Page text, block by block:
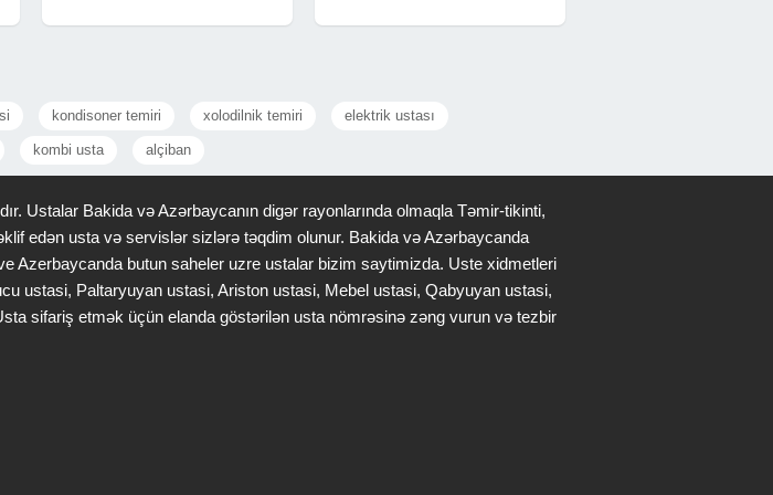
satışı ucun
elektron formada
kondisoner temiri xolodilnik temiri elektrik ustası
kombi usta alçiban
Ustalar Bakida və Azərbaycanın digər rayonlarında olmaqla Təmir-tikinti,
edən usta və servislər sizlərə təqdim olunur. Bakida və Azərbaycanda
Azerbaycanda butun saheler uzre ustalar bizim saytimizda. Uste xidmetleri
ustasi, Paltaryuyan ustasi, Ariston ustasi, Mebel ustasi, Qabyuyan ustasi,
sifariş etmək üçün elanda göstərilən usta nömrəsinə zəng vurun və tezbir